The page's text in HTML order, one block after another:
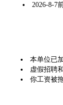
2026-8-7
本单位已
虚假招聘
你工资被